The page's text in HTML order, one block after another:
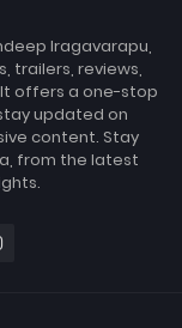
Iragavarapu,
trailers, reviews,
offers a one-stop
updated on
content. Stay
from the latest